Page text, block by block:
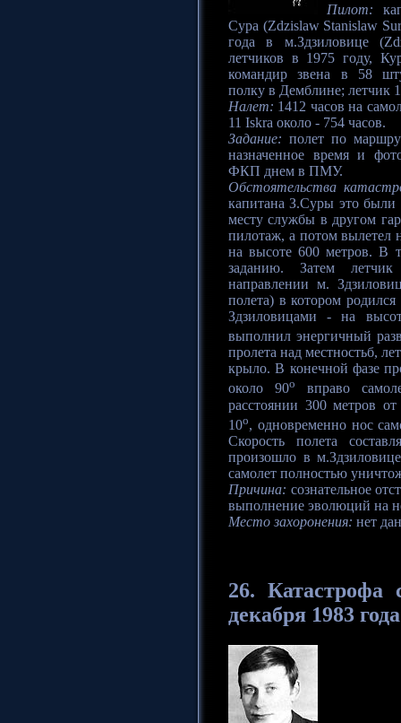
Пилот:
Сура (Zdzislaw Stanislaw
года в м.Здзиловице
летчиков в 1975 году,
командир звена в 58
полку в Демблине; летчик 1
Налет: 1412 часов на
11 Iskra около - 754 часов.
Задание: полет по
назначенное время и
ФКП днем в ПМУ.
Обстоятельства
капитана З.Суры это
месту службы в другом
пилотаж, а потом вылетел
на высоте 600 метров. В
заданию. Затем летчик
направлении м.
полета) в котором
Здзиловицами - на
выполнил энергичный
пролета над местностьб,
крыло. В конечной фазе
около 90o
вправо
расстоянии 300 метров
10o, одновременно нос
Скорость полета
произошло в
самолет полностью
Причина: сознательное
выполнение эволюций на
Место захоронения: нет
26. Катастрофа
декабря 1983